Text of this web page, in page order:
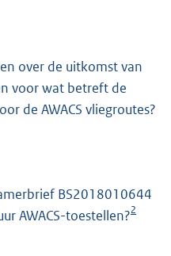
over de uitkomst van
voor wat betreft de
de AWACS vliegroutes?
BS2018010644
AWACS-toestellen?2